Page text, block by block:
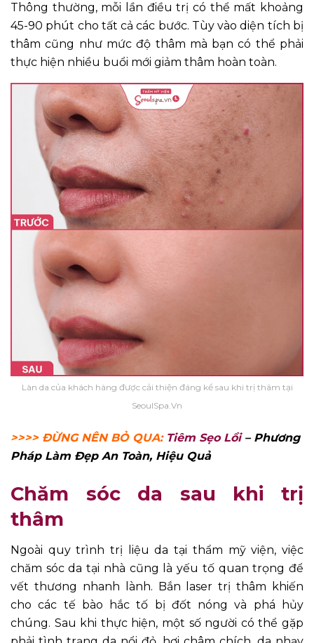
Thông thường, mỗi lần điều trị có thể mất khoảng
45-90 phút cho tất cả các bước. Tùy vào diện tích bị
thâm cũng như mức độ thâm mà bạn có thể phải
thực hiện nhiều buổi mới giảm thâm hoàn toàn.
Làn da của khách hàng được cải thiện đáng kể sau khi trị thâm tại
SeoulSpa.Vn
>>>> ĐỪNG NÊN BỎ QUA: Tiêm Sẹo Lồi – Phương
Pháp Làm Đẹp An Toàn, Hiệu Quả
Chăm sóc da sau khi trị
thâm
Ngoài quy trình trị liệu da tại thẩm mỹ viện, việc
chăm sóc da tại nhà cũng là yếu tố quan trọng để
vết thương nhanh lành. Bắn laser trị thâm khiến
cho các tế bào hắc tố bị đốt nóng và phá hủy
chúng. Sau khi thực hiện, một số người có thể gặp